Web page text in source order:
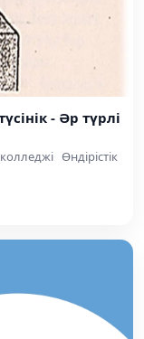
- Әр түрлі
Өндірістік